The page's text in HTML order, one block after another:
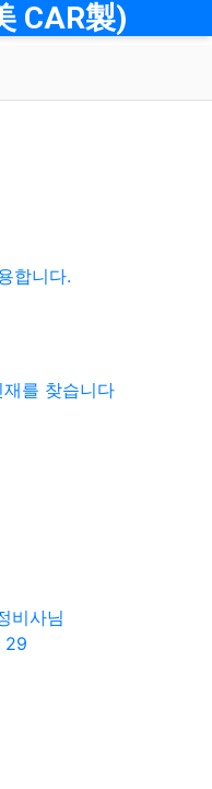
CAR製)
합니다.
를 찾습니다
비사님
29